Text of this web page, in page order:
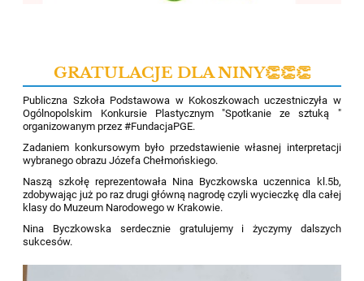
GRATULACJE DLA NINY👏👏👏
Publiczna Szkoła Podstawowa w Kokoszkowachuczestniczyła w
Ogólnopolskim Konkursie Plastycznym "Spotkanie ze sztuką "
organizowanym przez#FundacjaPGE.
Zadaniem konkursowym było przedstawienie własnej interpretacji
wybranego obrazu Józefa Chełmońskiego.
Naszą szkołę reprezentowała Nina Byczkowska uczennica kl.5b,
zdobywając już po raz drugi główną nagrodę czyli wycieczkę dla całej
klasy do Muzeum Narodowego w Krakowie.
Nina Byczkowska serdecznie gratulujemy i życzymy dalszych
sukcesów.